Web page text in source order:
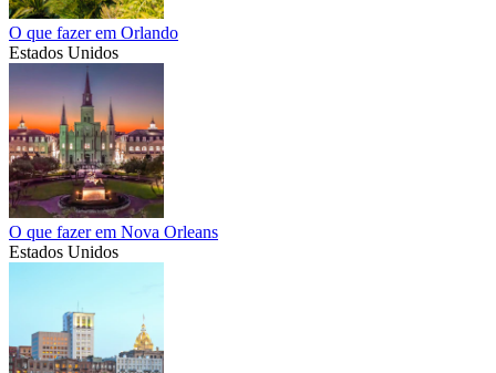
O que fazer em Orlando
Estados Unidos
O que fazer em Nova Orleans
Estados Unidos